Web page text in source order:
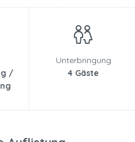
/
Unterbringung
4 Gäste